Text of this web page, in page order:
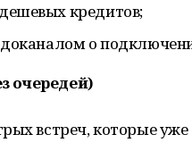
кредитов;
о
очередей)
встреч, которые